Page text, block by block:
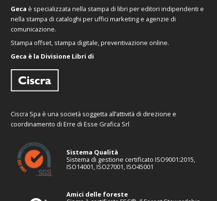
Geca è specializzata nella stampa di libri per editori indipendenti e
nella stampa di cataloghi per uffici marketing e agenzie di
comunicazione.
Stampa offset, stampa digitale, preventivazione online.
Geca è la Divisione Libri di
Ciscra Spa è una società soggetta all’attività di direzione e
coordinamento di Erre di Esse Grafica Srl
Sistema Qualità
Sistema di gestione certificato ISO9001:2015,
ISO14001, ISO27001, ISO45001
Amici delle foreste